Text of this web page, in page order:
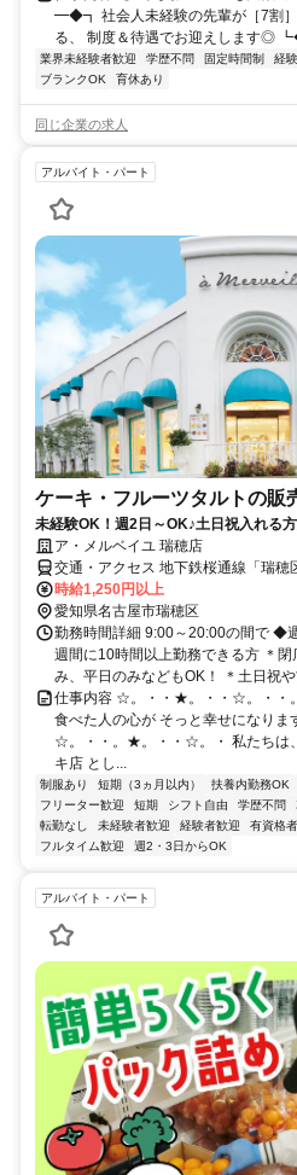
━◆┓ 社会人未経験の先輩が［7割］
る、 制度＆待遇でお迎えし
業界未経験者歓迎 学歴不問 固定時間制 経
ブランクOK
育休あり
同じ企業の求人
アルバイト・パート
ケーキ・フルーツタルトの販
未経験OK！週2日～OK♪土日祝入れる方
ア・メルベイユ 瑞穂店
交通・アクセス 地下鉄桜通線「瑞穂
勤OK
時給1,250円以上
愛知県名古屋市瑞穂区
勤務時間詳細 9:00～20:00の間で
週間に10時間以上勤務できる方 ＊
み、平日のみなどもOK！ ＊土日祝
仕事内容 ☆。・・★。・・☆。・・
食べた人の心が そっと幸せになり
☆。・・。★。・・☆。・ 私たちは
キ店 とし...
制服あり 短期（3ヵ月以内） 扶養内勤務OK
フリーター歓迎
短期 シフト自由 学歴不問
転勤なし
未経験者歓迎 経験者歓迎 有資格
フルタイム歓迎
週2・3日からOK
アルバイト・パート